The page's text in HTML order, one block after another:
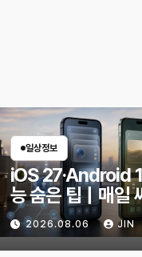
일상정보
iOS 27·Android
능 숨은 팁｜매일
한 기능만 골랐다
2026.08.06 JIN